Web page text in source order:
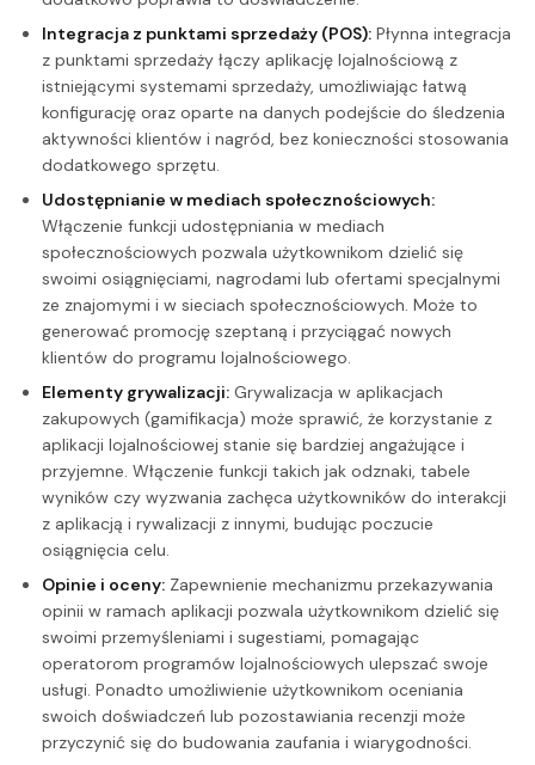
Integracja z punktami sprzedaży (POS):Płynna integracja
z punktami sprzedaży łączy aplikację lojalnościową z
istniejącymi systemami sprzedaży, umożliwiając łatwą
konfigurację oraz oparte na danych podejście do śledzenia
aktywności klientów i nagród, bez konieczności stosowania
dodatkowego sprzętu.
Udostępnianie w mediach społecznościowych:
Włączenie funkcji udostępniania w mediach
społecznościowych pozwala użytkownikom dzielić się
swoimi osiągnięciami, nagrodami lub ofertami specjalnymi
ze znajomymi i w sieciach społecznościowych. Może to
generować promocję szeptaną i przyciągać nowych
klientów do programu lojalnościowego.
Elementy grywalizacji:Grywalizacja w aplikacjach
zakupowych (gamifikacja) może sprawić, że korzystanie z
aplikacji lojalnościowej stanie się bardziej angażujące i
przyjemne. Włączenie funkcji takich jak odznaki, tabele
wyników czy wyzwania zachęca użytkowników do interakcji
z aplikacją i rywalizacji z innymi, budując poczucie
osiągnięcia celu.
Opinie i oceny:Zapewnienie mechanizmu przekazywania
opinii w ramach aplikacji pozwala użytkownikom dzielić się
swoimi przemyśleniami i sugestiami, pomagając
operatorom programów lojalnościowych ulepszać swoje
usługi. Ponadto umożliwienie użytkownikom oceniania
swoich doświadczeń lub pozostawiania recenzji może
przyczynić się do budowania zaufania i wiarygodności.